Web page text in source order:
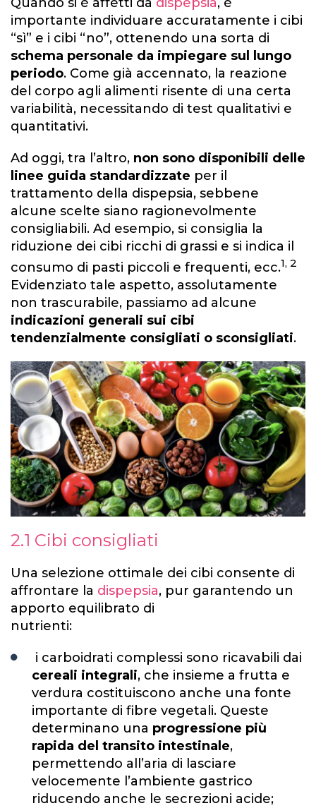
importante individuare accuratamente i cibi
“sì” e i cibi “no”, ottenendo una sorta di
schema personale da impiegare sul lungo
periodo. Come già accennato, la reazione
del corpo agli alimenti risente di una certa
variabilità, necessitando di test qualitativi e
quantitativi.
Ad oggi, tra l’altro, non sono disponibili delle
linee guida standardizzate per il
trattamento della dispepsia, sebbene
alcune scelte siano ragionevolmente
consigliabili. Ad esempio, si consiglia la
riduzione dei cibi ricchi di grassi e si indica il
consumo di pasti piccoli e frequenti, ecc.1, 2
Evidenziato tale aspetto, assolutamente
non trascurabile, passiamo ad alcune
indicazioni generali sui cibi
tendenzialmente consigliati o sconsigliati.
2.1 Cibi consigliati
Una selezione ottimale dei cibi consente di
affrontare la dispepsia, pur garantendo un
apporto equilibrato di
nutrienti:
i carboidrati complessi sono ricavabili dai
cereali integrali, che insieme a frutta e
verdura costituiscono anche una fonte
importante di fibre vegetali. Queste
determinano una progressione più
rapida del transito intestinale,
permettendo all’aria di lasciare
velocemente l’ambiente gastrico
riducendo anche le secrezioni acide;